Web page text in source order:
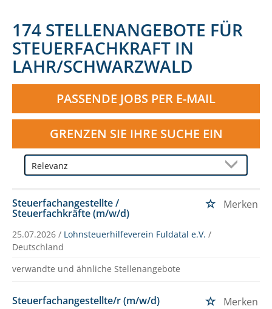
174 STELLENANGEBOTE FÜR
STEUERFACHKRAFT IN
LAHR/SCHWARZWALD
PASSENDE JOBS PER E-MAIL
GRENZEN SIE IHRE SUCHE EIN
Steuerfachangestellte /
Steuerfachkräfte (m/w/d)
Merken
25.07.2026 / Lohnsteuerhilfeverein Fuldatal e.V. /
Deutschland
verwandte und ähnliche Stellenangebote
Steuerfachangestellte/r (m/w/d) Merken